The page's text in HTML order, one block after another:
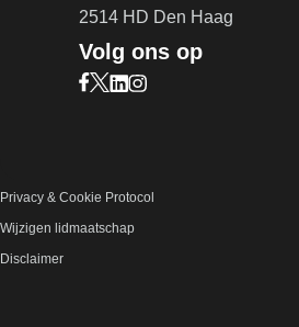
2514 HD Den Haag
Volg ons op
Bezoek onze Facebook
Bezoek onze X pagina
Bezoek onze
Bezoek onze
Privacy & Cookie Protocol
Wijzigen lidmaatschap
Disclaimer